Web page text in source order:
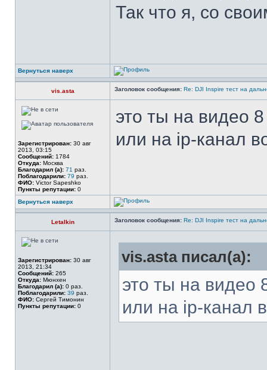
Так что я, со
Вернуться наверх
vis.asta Заголовок сообщения: Re: DJI Inspire тест на
Зарегистрирован: 30 авг
2013, 03:15
Сообщений: 1784
Откуда: Москва
Благодарил (а): 71 раз.
Поблагодарили: 79 раз.
ФИО: Victor Sapeshko
Пункты репутации: 0
это ты на видео
или на ip-канал
Вернуться наверх
Letalkin Заголовок сообщения: Re: DJI Inspire тест на
Зарегистрирован: 30 авг
2013, 21:34
Сообщений: 265
Откуда: Мюнхен
Благодарил (а): 0 раз.
Поблагодарили: 39 раз.
ФИО: Сергей Тимонин
Пункты репутации: 0
vis.asta писал(а):
это ты на видео
или на ip-канал